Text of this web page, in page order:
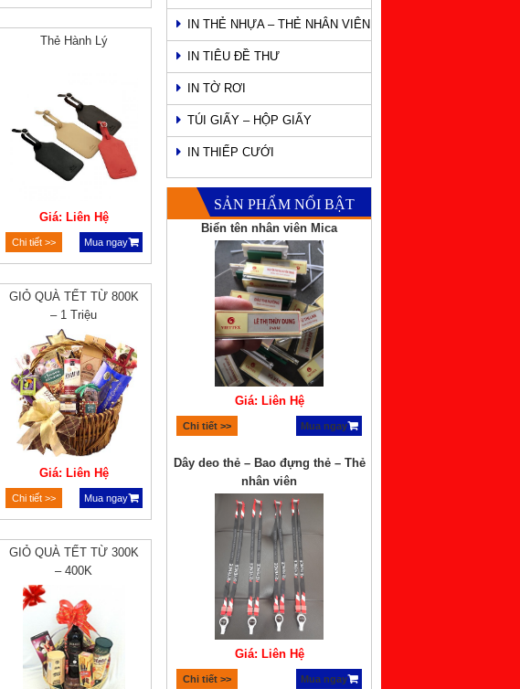
Thẻ Hành Lý
Giá: Liên Hệ
Chi tiết >> Mua ngay
GIỎ QUÀ TẾT TỪ 800K
– 1 Triệu
Giá: Liên Hệ
Chi tiết >> Mua ngay
GIỎ QUÀ TẾT TỪ 300K
– 400K
IN THẺ NHỰA – THẺ NHÂN VIÊN
IN TIÊU ĐỀ THƯ
IN TỜ RƠI
TÚI GIẤY – HỘP GIẤY
IN THIẾP CƯỚI
SẢN PHẨM NỔI BẬT
Biển tên nhân viên Mica
Giá: Liên Hệ
Chi tiết >> Mua ngay
Dây deo thẻ – Bao đựng thẻ – Thẻ
nhân viên
Giá: Liên Hệ
Chi tiết >> Mua ngay